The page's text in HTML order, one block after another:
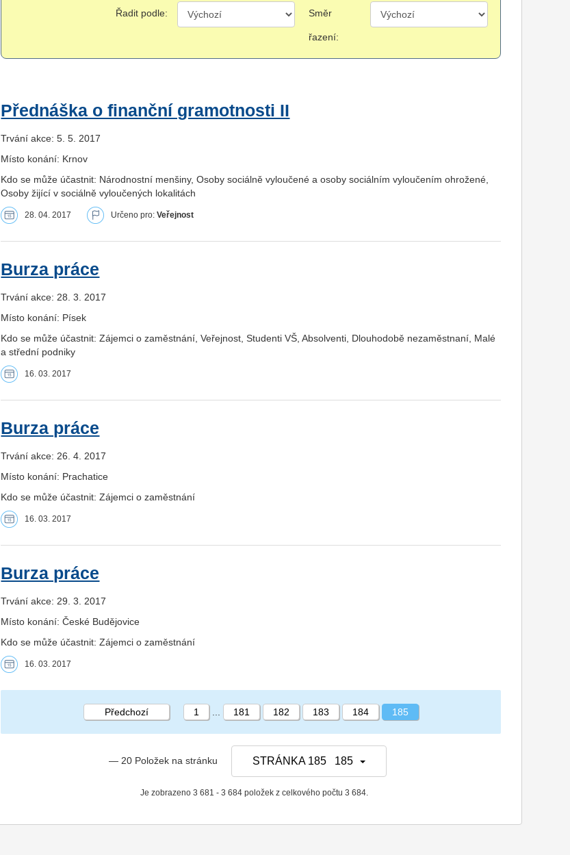
Řadit podle: Směr
řazení:
Přednáška o finanční gramotnosti II
Trvání akce: 5. 5. 2017
Místo konání: Krnov
Kdo se může účastnit: Národnostní menšiny, Osoby sociálně vyloučené a osoby sociálním vyloučením ohrožené,
Osoby žijící v sociálně vyloučených lokalitách
28. 04. 2017 Určeno pro:Veřejnost
Burza práce
Trvání akce: 28. 3. 2017
Místo konání: Písek
Kdo se může účastnit: Zájemci o zaměstnání, Veřejnost, Studenti VŠ, Absolventi, Dlouhodobě nezaměstnaní, Malé
a střední podniky
16. 03. 2017
Burza práce
Trvání akce: 26. 4. 2017
Místo konání: Prachatice
Kdo se může účastnit: Zájemci o zaměstnání
16. 03. 2017
Burza práce
Trvání akce: 29. 3. 2017
Místo konání: České Budějovice
Kdo se může účastnit: Zájemci o zaměstnání
16. 03. 2017
STRÁNKA 185 185
— 20 Položek na stránku
Je zobrazeno 3 681 - 3 684 položek z celkového počtu 3 684.
Předchozí 1 181 182 183 184 185